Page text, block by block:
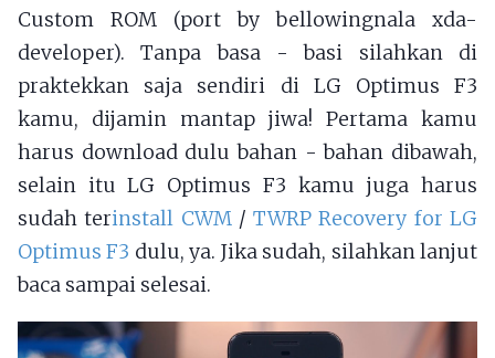
Custom ROM (port by bellowingnala xda-
developer). Tanpa basa - basi silahkan di
praktekkan saja sendiri di LG Optimus F3
kamu, dijamin mantap jiwa! Pertama kamu
harus download dulu bahan - bahan dibawah,
selain itu LG Optimus F3 kamu juga harus
sudah terinstall CWM/TWRP Recovery for LG
Optimus F3 dulu, ya. Jika sudah, silahkan lanjut
baca sampai selesai.